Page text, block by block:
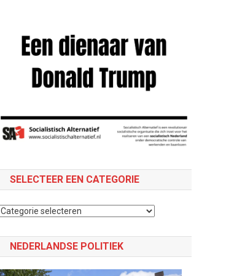
SELECTEER EEN CATEGORIE
Selecteer
categorie
NEDERLANDSE POLITIEK